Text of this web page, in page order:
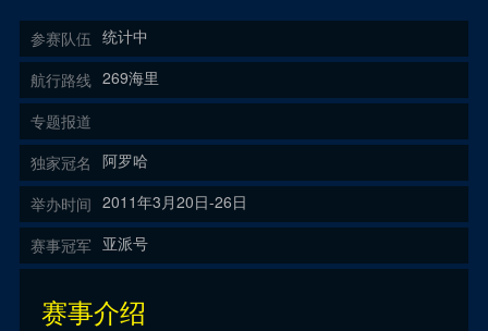
参赛队伍 统计中
航行路线 269海里
专题报道
独家冠名 阿罗哈
举办时间 2011年3月20日-26日
赛事冠军 亚派号
赛事介绍